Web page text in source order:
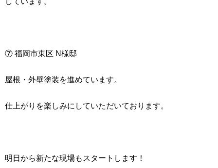
⑦ 福岡市東区 N様邸
屋根・外壁塗装を進めています。
仕上がりを楽しみにしていただいております。
明日から新たな現場もスタートします！